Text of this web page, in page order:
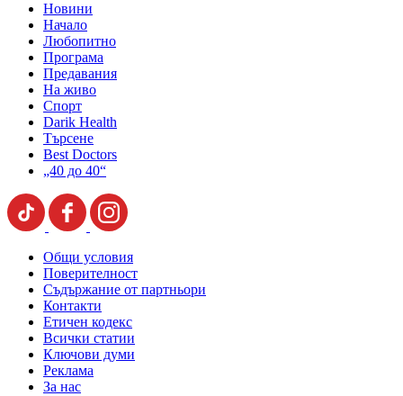
Новини
Начало
Любопитно
Програма
Предавания
На живо
Спорт
Darik Health
Търсене
Best Doctors
„40 до 40“
Общи условия
Поверителност
Съдържание от партньори
Контакти
Етичен кодекс
Всички статии
Ключови думи
Реклама
За нас